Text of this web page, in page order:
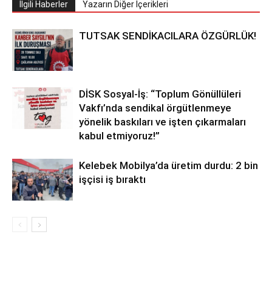
İlgili Haberler Yazarın Diğer İçerikleri
TUTSAK SENDİKACILARA ÖZGÜRLÜK!
DİSK Sosyal-İş: “Toplum Gönüllüleri
Vakfı’nda sendikal örgütlenmeye
yönelik baskıları ve işten çıkarmaları
kabul etmiyoruz!”
Kelebek Mobilya’da üretim durdu: 2 bin
işçisi iş bıraktı